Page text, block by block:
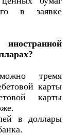
в заявке
тремя
карты
карты
в доллары